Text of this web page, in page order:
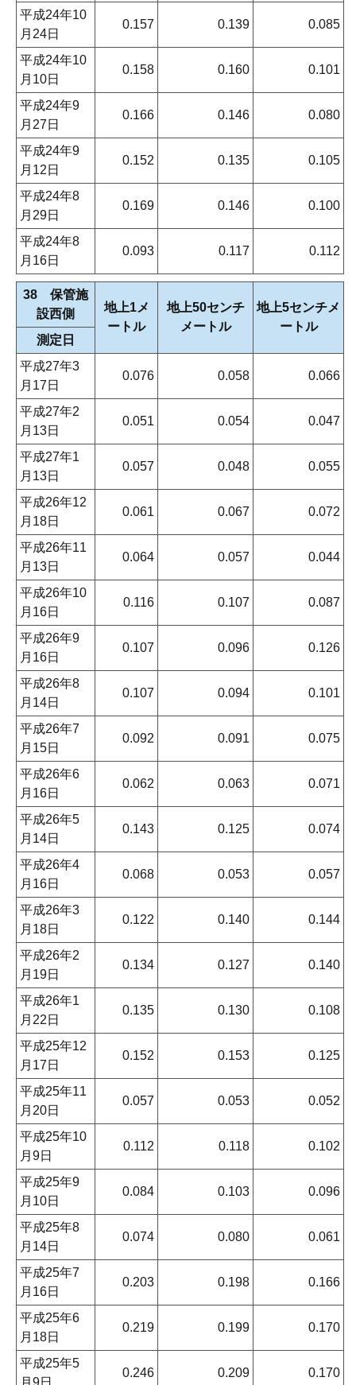
平成24年10
月24日
0.157 0.139 0.085
平成24年10
月10日
0.158 0.160 0.101
平成24年9
月27日
0.166 0.146 0.080
平成24年9
月12日
0.152 0.135 0.105
平成24年8
月29日
0.169 0.146 0.100
平成24年8
月16日
0.093 0.117 0.112
38 保管施
設西側
地上1メ
ートル
地上50センチ
メートル
地上5センチメ
ートル
測定日
平成27年3
月17日
0.076 0.058 0.066
平成27年2
月13日
0.051 0.054 0.047
平成27年1
月13日
0.057 0.048 0.055
平成26年12
月18日
0.061 0.067 0.072
平成26年11
月13日
0.064 0.057 0.044
平成26年10
月16日
0.116 0.107 0.087
平成26年9
月16日
0.107 0.096 0.126
平成26年8
月14日
0.107 0.094 0.101
平成26年7
月15日
0.092 0.091 0.075
平成26年6
月16日
0.062 0.063 0.071
平成26年5
月14日
0.143 0.125 0.074
平成26年4
月16日
0.068 0.053 0.057
平成26年3
月18日
0.122 0.140 0.144
平成26年2
月19日
0.134 0.127 0.140
平成26年1
月22日
0.135 0.130 0.108
平成25年12
月17日
0.152 0.153 0.125
平成25年11
月20日
0.057 0.053 0.052
平成25年10
月9日
0.112 0.118 0.102
平成25年9
月10日
0.084 0.103 0.096
平成25年8
月14日
0.074 0.080 0.061
平成25年7
月16日
0.203 0.198 0.166
平成25年6
月18日
0.219 0.199 0.170
平成25年5
月9日
0.246 0.209 0.170